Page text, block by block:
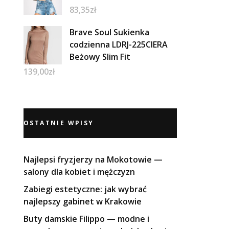
83,35zł
Brave Soul Sukienka
codzienna LDRJ-225CIERA
Beżowy Slim Fit
139,00zł
OSTATNIE WPISY
Najlepsi fryzjerzy na Mokotowie —
salony dla kobiet i mężczyzn
Zabiegi estetyczne: jak wybrać
najlepszy gabinet w Krakowie
Buty damskie Filippo — modne i